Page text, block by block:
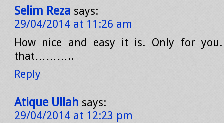
Selim Reza says:
29/04/2014 at 11:26 am
How nice and easy it is. Only for
that………..
Reply
Atique Ullah says:
29/04/2014 at 12:23 pm